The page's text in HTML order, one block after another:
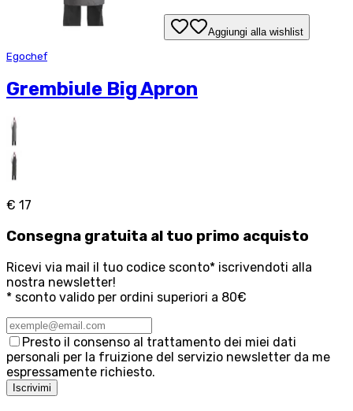
Aggiungi alla wishlist
Egochef
Grembiule Big Apron
€ 17
Consegna gratuita al tuo primo acquisto
Ricevi via mail il tuo codice sconto* iscrivendoti alla
nostra newsletter!
* sconto valido per ordini superiori a 80€
Presto il consenso al trattamento dei miei dati
personali per la fruizione del servizio newsletter da me
espressamente richiesto.
Iscrivimi